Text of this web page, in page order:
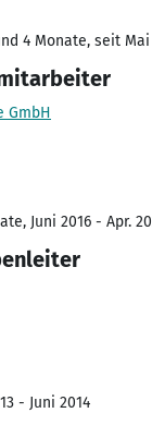
4 Monate, seit Mai
GmbH
Juni 2016 - Apr.
- Juni 2014